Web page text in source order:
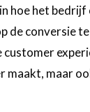
hoe het
de conversie
maar